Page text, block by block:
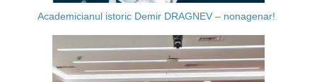
Academicianul istoric Demir DRAGNEV – nonagenar!